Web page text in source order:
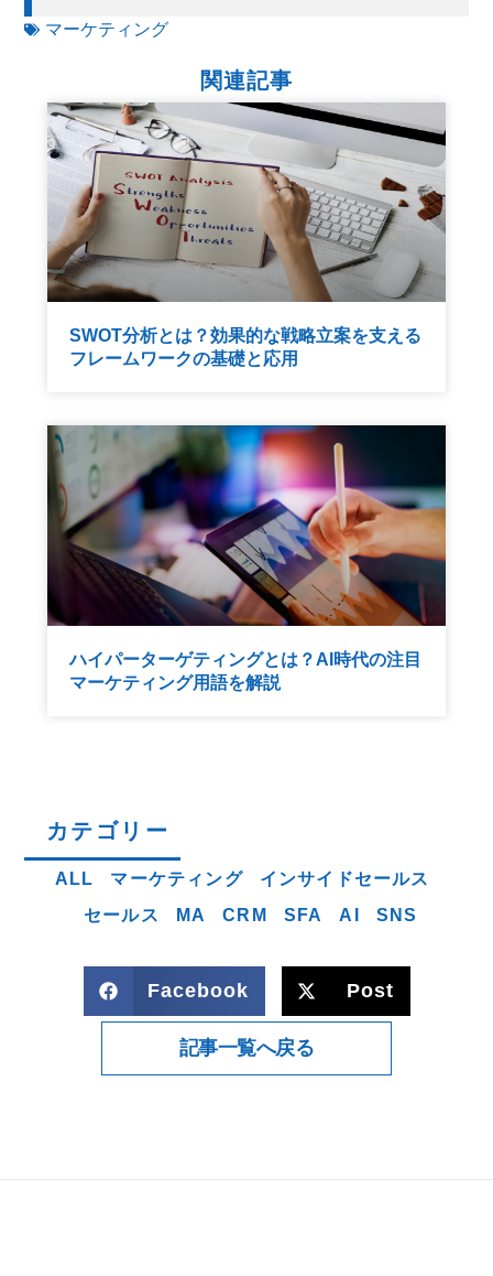
マーケティング
関連記事
SWOT分析とは？効果的な戦略立案を支える
フレームワークの基礎と応用
ハイパーターゲティングとは？AI時代の注目
マーケティング用語を解説
カテゴリー
ALL マーケティング
インサイドセールス
セールス
MA CRM SFA AI SNS
Facebook Post
記事一覧へ戻る